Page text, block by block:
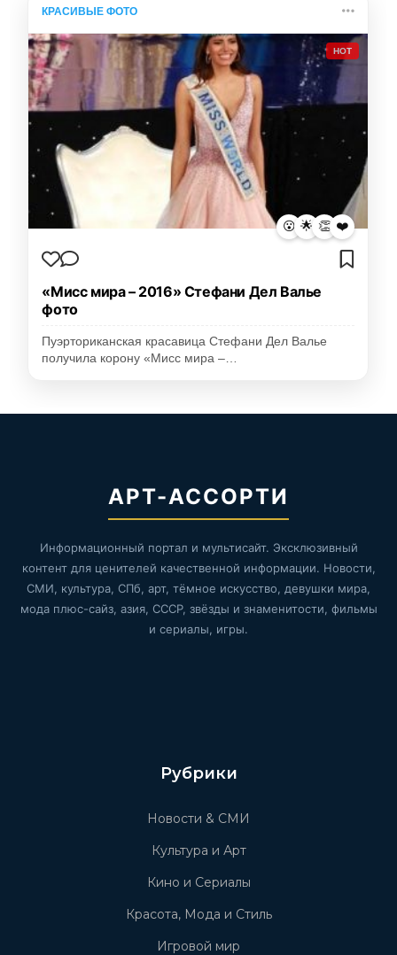
КРАСИВЫЕ ФОТО
HOT
😮 🌟 👏 ❤️
«Мисс мира – 2016» Стефани Дел Валье
фото
Пуэрториканская красавица Стефани Дел Валье
получила корону «Мисс мира –…
АРТ-АССОРТИ
Информационный портал и мультисайт. Эксклюзивный
контент для ценителей качественной информации. Новости,
СМИ, культура, СПб, арт, тёмное искусство, девушки мира,
мода плюс-сайз, азия, СССР, звёзды и знаменитости, фильмы
и сериалы, игры.
Рубрики
Новости & СМИ
Культура и Арт
Кино и Сериалы
Красота, Мода и Стиль
Игровой мир